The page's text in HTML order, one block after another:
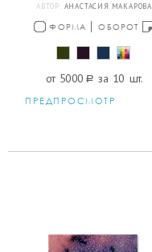
АВТОР: АНАСТАСИЯ МАКАРОВА
ФОРМА ОБОРОТ
от 5000 a за 10 шт.
ПРЕДПРОСМОТР